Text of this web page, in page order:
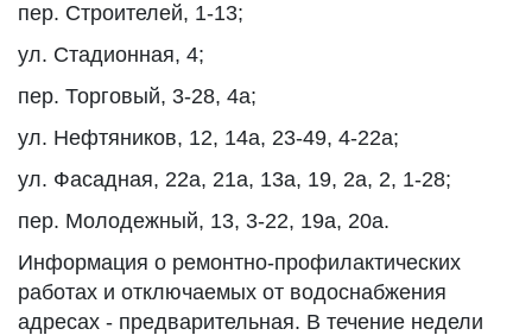
пер. Строителей, 1-13;
ул. Стадионная, 4;
пер. Торговый, 3-28, 4а;
ул. Нефтяников, 12, 14а, 23-49, 4-22а;
ул. Фасадная, 22а, 21а, 13а, 19, 2а, 2, 1-28;
пер. Молодежный, 13, 3-22, 19а, 20а.
Информация о ремонтно-профилактических
работах и отключаемых от водоснабжения
адресах - предварительная. В течение недели